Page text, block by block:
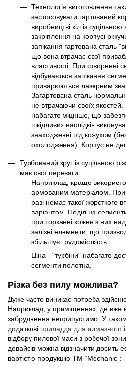
Технологія виготовлення
застосовувати гартований
виробництві кіл із
закріплення на корпусі
запікання гартована сталь
що вона втрачає свої
властивості. При створенні
відбувається запікання
приварюються лазерним
Загартована сталь
не втрачаючи своїх
набагато міцніше, що
шкідливих наслідків
знаходженні під кожухом
охолодження). Корпус не
Турбований круг із суцільною
має свої переваги:
Наприклад, краще
армованим матеріалом. При
разі немає такої жорсткого
варіантом. Поділ на
при торканні кожен з них
залізні елементи, що
збільшує трудомісткість.
Ціна - "турбіни" набагато
сегменти полотна.
Різка без пилу можлива?
Дуже часто виникає потреба
Наприклад, у приміщеннях, де вже
забруднення неприпустимо. У
додаткові приладдя для алмазного
відбору пилової маси з робочої
девайсів можна відзначити досить
вартістю продукцію ТМ “Mechanic”: